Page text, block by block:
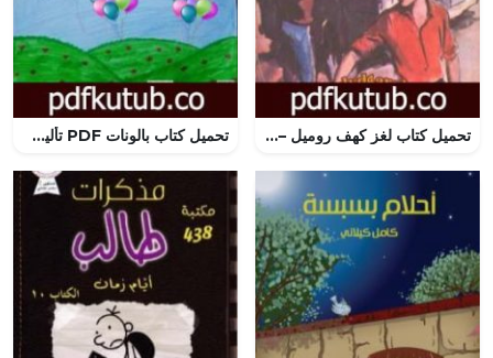
تحميل كتاب لغز كهف روميل – سلسلة المغامرون الخمسة: 160 PDF تأليف محمود سالم مجانا [كامل] تحميل كتاب بالونات PDF تأليف سلوى الطريفي مجانا [كامل]